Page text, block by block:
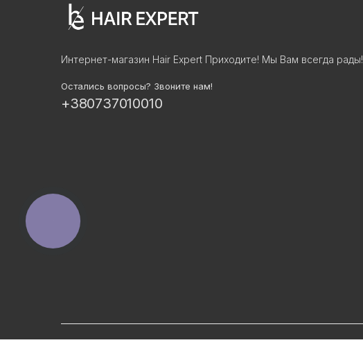
Интернет-магазин Hair Expert Приходите! Мы Вам всегда рады!
Остались вопросы? Звоните нам!
+380737010010